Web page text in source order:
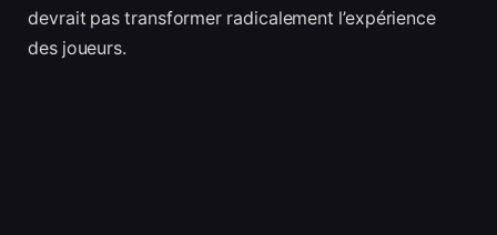
devrait pas transformer radicalement l’expérience
des joueurs.